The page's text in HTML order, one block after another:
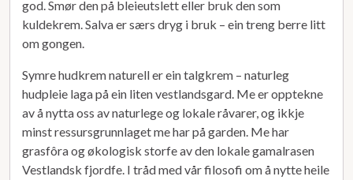
god. Smør den på bleieutslett eller bruk den som
kuldekrem. Salva er særs dryg i bruk – ein treng berre litt
om gongen.
Symre hudkrem naturell er ein talgkrem – naturleg
hudpleie laga på ein liten vestlandsgard. Me er opptekne
av å nytta oss av naturlege og lokale råvarer, og ikkje
minst ressursgrunnlaget me har på garden. Me har
grasfôra og økologisk storfe av den lokale gamalrasen
Vestlandsk fjordfe. I tråd med vår filosofi om å nytte heile